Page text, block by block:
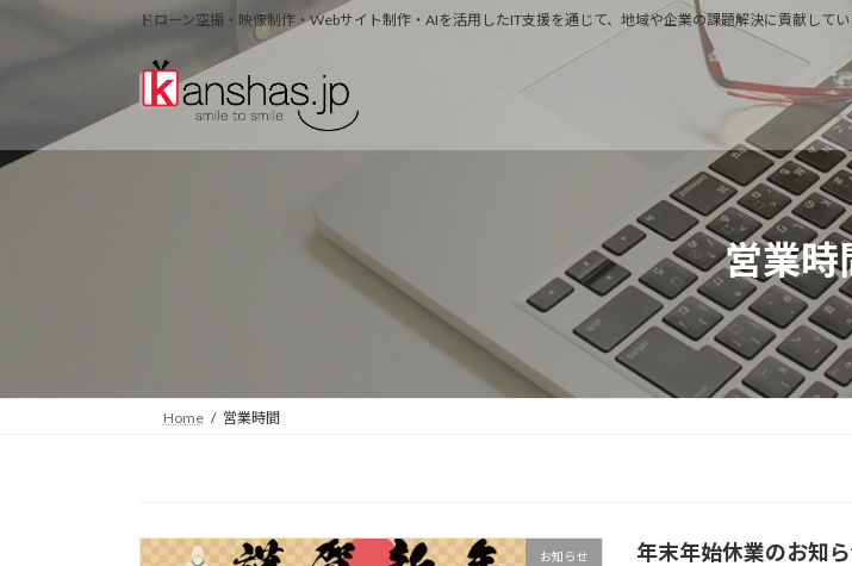
へ
ョ
ドローン空撮・映像制作・Webサイト制作・AIを活用したIT支援を通じて、地域や企業の課題解決に貢献してい
営業時
Home 営業時間
お知らせ 年末年始休業のお知